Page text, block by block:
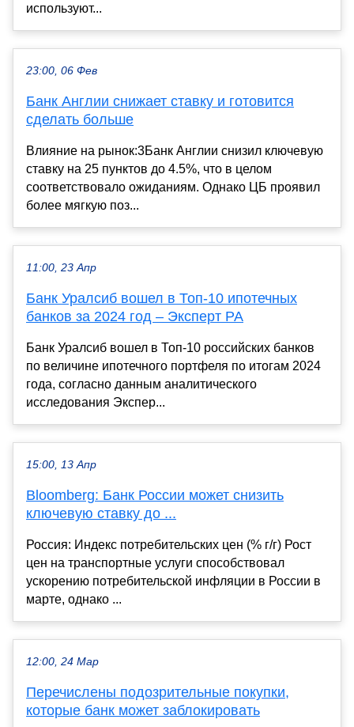
используют...
23:00, 06 Фев
Банк Англии снижает ставку и готовится
сделать больше
Влияние на рынок:3Банк Англии снизил ключевую
ставку на 25 пунктов до 4.5%, что в целом
соответствовало ожиданиям. Однако ЦБ проявил
более мягкую поз...
11:00, 23 Апр
Банк Уралсиб вошел в Топ-10 ипотечных
банков за 2024 год – Эксперт РА
Банк Уралсиб вошел в Топ-10 российских банков
по величине ипотечного портфеля по итогам 2024
года, согласно данным аналитического
исследования Экспер...
15:00, 13 Апр
Bloomberg: Банк России может снизить
ключевую ставку до ...
Россия: Индекс потребительских цен (% г/г) Рост
цен на транспортные услуги способствовал
ускорению потребительской инфляции в России в
марте, однако ...
12:00, 24 Мар
Перечислены подозрительные покупки,
которые банк может заблокировать